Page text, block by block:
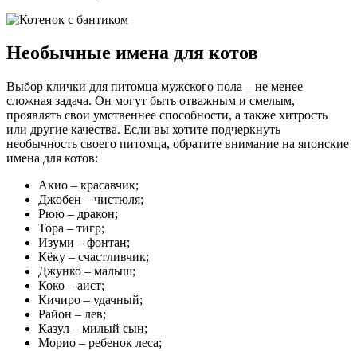
Необычные имена для котов
Выбор клички для питомца мужского пола – не менее
сложная задача. Он могут быть отважным и смелым,
проявлять свои умственнее способности, а также хитрость
или другие качества. Если вы хотите подчеркнуть
необычность своего питомца, обратите внимание на японские
имена для котов:
Акио – красавчик;
Джобен – чистюля;
Рюю – дракон;
Тора – тигр;
Изуми – фонтан;
Кёку – счастливчик;
Джунко – малыш;
Коко – аист;
Кичиро – удачный;
Район – лев;
Казул – милый сын;
Морио – ребенок леса;